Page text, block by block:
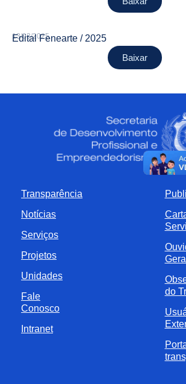
13/03/2025
Edital Fenearte / 2025
Baixar
Transparência
Notícias
Serviços
Projetos
Unidades
Fale
Conosco
Intranet
Geral
do